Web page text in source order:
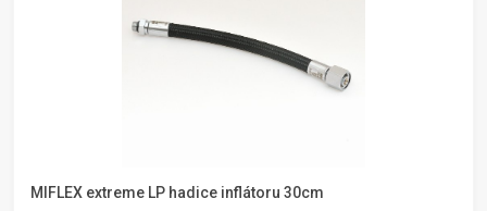
MIFLEX extreme LP hadice inflátoru 30cm